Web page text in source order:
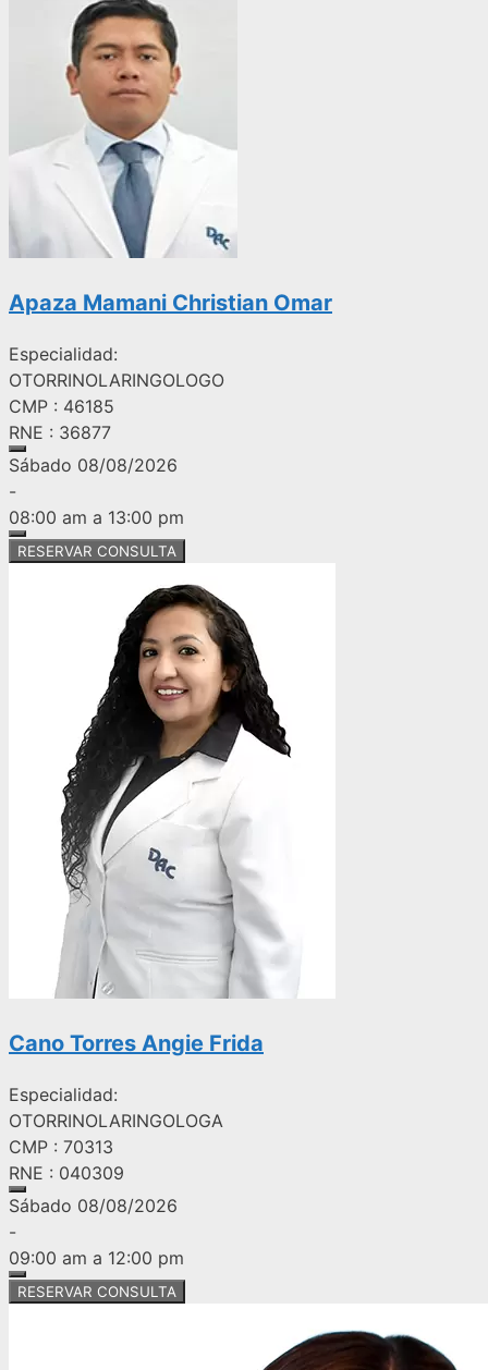
Apaza Mamani Christian Omar
Especialidad:
OTORRINOLARINGOLOGO
CMP : 46185
RNE : 36877
Sábado 08/08/2026
-
08:00 am a 13:00 pm
RESERVAR CONSULTA
Cano Torres Angie Frida
Especialidad:
OTORRINOLARINGOLOGA
CMP : 70313
RNE : 040309
Sábado 08/08/2026
-
09:00 am a 12:00 pm
RESERVAR CONSULTA